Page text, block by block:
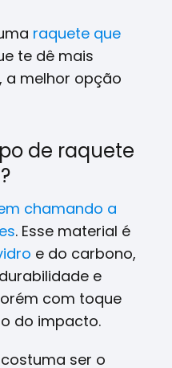
raquete que
te dê mais
a melhor opção
de raquete
chamando a
. Esse material é
e do carbono,
e
com toque
do impacto.
ser o